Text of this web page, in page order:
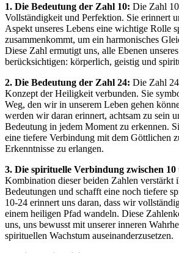
1. Die Bedeutung der Zahl 10: Die Zahl
Vollständigkeit und Perfektion. Sie erinnert
Aspekt unseres Lebens eine wichtige Rolle
zusammenkommt, um ein harmonisches
Diese Zahl ermutigt uns, alle Ebenen
berücksichtigen: körperlich, geistig und
2. Die Bedeutung der Zahl 24: Die Zahl
Konzept der Heiligkeit verbunden. Sie
Weg, den wir in unserem Leben gehen
werden wir daran erinnert, achtsam zu sein
Bedeutung in jedem Moment zu erkennen.
eine tiefere Verbindung mit dem Göttlichen
Erkenntnisse zu erlangen.
3. Die spirituelle Verbindung zwischen 10
Kombination dieser beiden Zahlen verstärkt
Bedeutungen und schafft eine noch tiefere
10-24 erinnert uns daran, dass wir
einem heiligen Pfad wandeln. Diese
uns, uns bewusst mit unserer inneren
spirituellen Wachstum auseinanderzusetzen.